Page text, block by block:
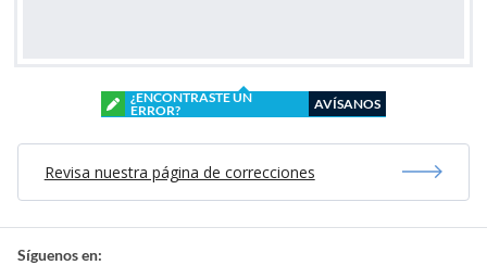
¿ENCONTRASTE UN
ERROR?
AVÍSANOS
Revisa nuestra página de correcciones
Síguenos en: